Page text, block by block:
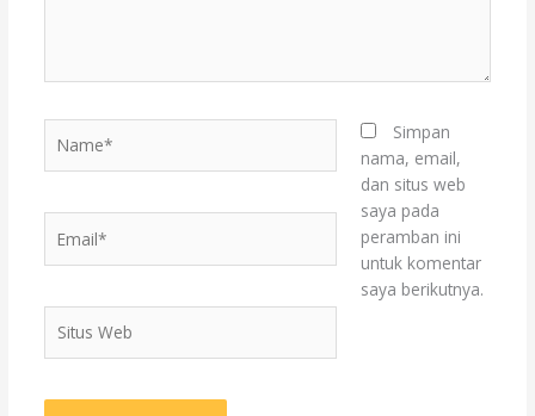
Web
Simpan
nama, email,
dan situs web
saya pada
peramban ini
untuk komentar
saya berikutnya.